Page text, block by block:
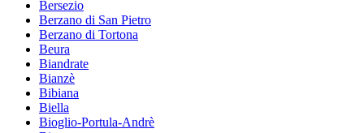
Bersezio
Berzano di San Pietro
Berzano di Tortona
Beura
Biandrate
Bianzè
Bibiana
Biella
Bioglio-Portula-Andrè